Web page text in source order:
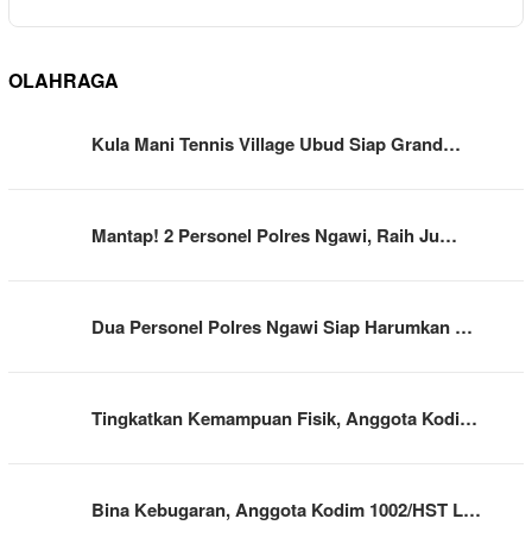
OLAHRAGA
Kula Mani Tennis Village Ubud Siap Grand…
Mantap! 2 Personel Polres Ngawi, Raih Ju…
Dua Personel Polres Ngawi Siap Harumkan …
Tingkatkan Kemampuan Fisik, Anggota Kodi…
Bina Kebugaran, Anggota Kodim 1002/HST L…